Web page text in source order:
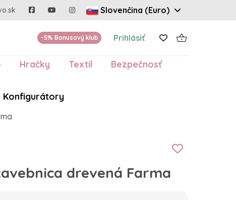
Slovenčina (Euro)
-5% Bonusový klub Prihlásiť
Hračky Textil
Bezpečnosť
Konfigurátory
drevená Farma